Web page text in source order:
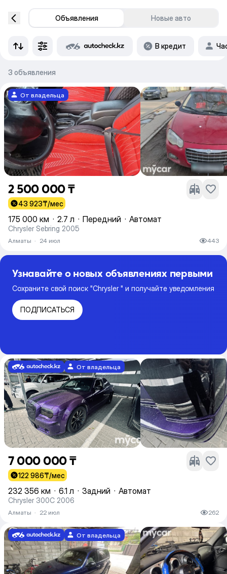
Объявления Новые авто
В кредит
3 объявления
От владельца
2 500 000 ₸
43 923₸/мес
175 000 км · 2.7 л · Передний · Автомат
Chrysler Sebring 2005
Алматы · 24 июл 443
Узнавайте о новых объявлениях первыми
Сохраните свой поиск "Chrysler " и получайте уведомления
ПОДПИСАТЬСЯ
От владельца
7 000 000 ₸
122 986₸/мес
232 356 км · 6.1 л · Задний · Автомат
Chrysler 300C 2006
Алматы · 22 июл 262
От владельца